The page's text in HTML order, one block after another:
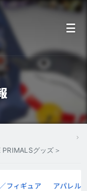
グッズ＞
フィギュア アパレル